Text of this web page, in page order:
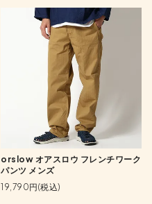
orslow オアスロウ フレンチワーク
パンツ メンズ
19,790円(税込)